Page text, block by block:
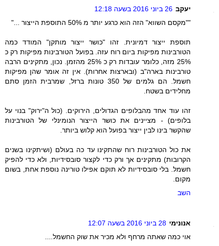
יעקב 26 ביוני 2016 בשעה 12:18
""מקסם השווא" הזה הוא כרגע יותר מ 50% התוספת הייצור ..."
תוספת ייצור דמיונית. זהו "כושר ייצור מותקן" המודד כמה
הטורבינות מפיקות ביום רוח עזה. בפועל הטורבינות מפיקות רק כ
25% מזה, כלומר עובדות רק כ 25% מהזמן. נכון, מתקינים הרבה
טורבינות בארה"ב (ובארצות אחרות). אין זה אומר שהן מפיקות
חשמל. הם גלמים של 350 טונות ברזל, שמרבית הזמן סתם
מחלידים בשטח.
זהו עוד אחד מהבלופים הגדולים, הירוקים. (כול ה"ירוק" בנוי על
בלופים) - מציינים את כושר הייצור הנומינלי של הטורבינות
שהקשר בינו לבין ייצור בפועל הוא קלוש ביותר.
את כול הטורבינות רוח שהתקינו עד כה בעולם (ושיתקינו בשנים
הקרובות) מתקינים אך ורק כדי לקצור סובסידיות, ולא כדי להפיק
חשמל. בלי סובסידיות לא תוקם אפילו טורינה נוספת אחת, בשום
מקום.
השב
אנונימי 28 ביוני 2016 בשעה 12:07
אוי כמה שאתה מרחף ולא מכיר את שוק החשמל....